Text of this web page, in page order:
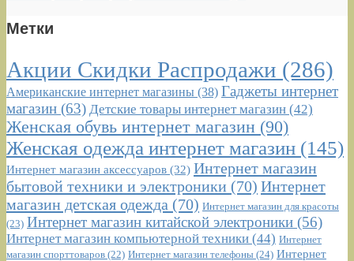
Метки
Акции Скидки Распродажи (286)
Американские интернет магазины (38) Гаджеты интернет
магазин (63) Детские товары интернет магазин (42)
Женская обувь интернет магазин (90)
Женская одежда интернет магазин (145)
Интернет магазин аксессуаров (32) Интернет магазин
бытовой техники и электроники (70) Интернет
магазин детская одежда (70) Интернет магазин для красоты
(23) Интернет магазин китайской электроники (56)
Интернет магазин компьютерной техники (44) Интернет
магазин спорттоваров (22) Интернет магазин телефоны (24) Интернет